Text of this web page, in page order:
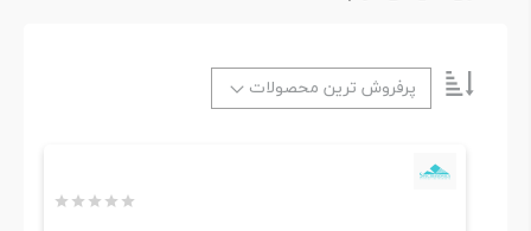
Audio Plugins
سمپل، لوپ
پرفروش ترین‌ محصولات